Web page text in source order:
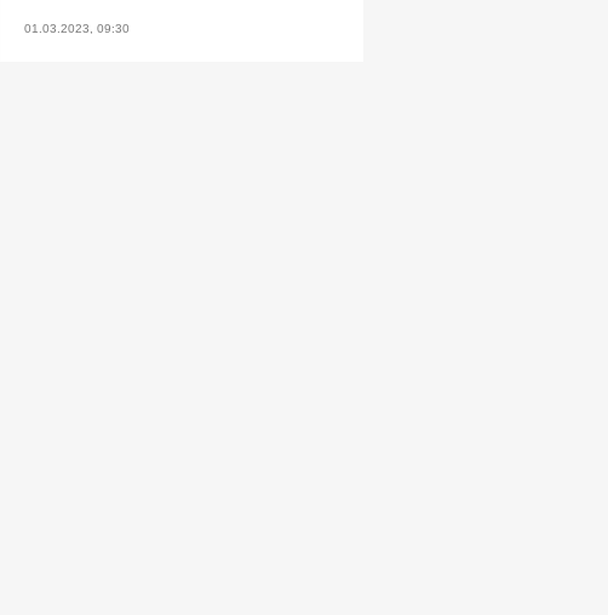
01.03.2023, 09:30